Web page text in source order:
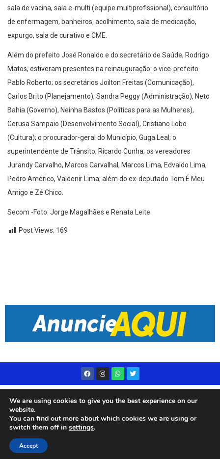
sala de vacina, sala e-multi (equipe multiprofissional), consultório
de enfermagem, banheiros, acolhimento, sala de medicação,
expurgo, sala de curativo e CME.
Além do prefeito José Ronaldo e do secretário de Saúde, Rodrigo
Matos, estiveram presentes na reinauguração: o vice-prefeito
Pablo Roberto; os secretários Joilton Freitas (Comunicação),
Carlos Brito (Planejamento), Sandra Peggy (Administração), Neto
Bahia (Governo), Neinha Bastos (Políticas para as Mulheres),
Gerusa Sampaio (Desenvolvimento Social), Cristiano Lobo
(Cultura); o procurador-geral do Município, Guga Leal; o
superintendente de Trânsito, Ricardo Cunha; os vereadores
Jurandy Carvalho, Marcos Carvalhal, Marcos Lima, Edvaldo Lima,
Pedro Américo, Valdenir Lima; além do ex-deputado Tom É Meu
Amigo e Zé Chico.
Secom -Foto: Jorge Magalhães e Renata Leite
Post Views: 169
© 2023 Rádio Subae – Todos os direitos reservados
We are using cookies to give you the best experience on our
website.
You can find out more about which cookies we are using or
switch them off in settings.
Accept